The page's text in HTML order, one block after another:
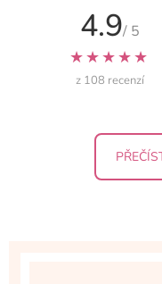
4.9/ 5
★★★★★
z 108 recenzí